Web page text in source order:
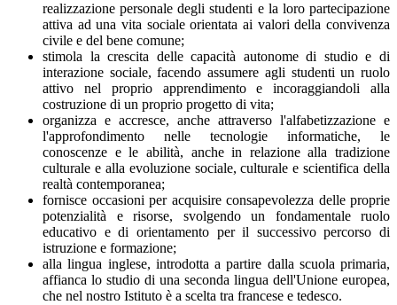
realizzazione personale degli studenti e la loro partecipazione
attiva ad una vita sociale orientata ai valori della convivenza
civile e del bene comune;
stimola la crescita delle capacità autonome di studio e di
interazione sociale, facendo assumere agli studenti un ruolo
attivo nel proprio apprendimento e incoraggiandoli alla
costruzione di un proprio progetto di vita;
organizza e accresce, anche attraverso l'alfabetizzazione e
l'approfondimento nelle tecnologie informatiche, le
conoscenze e le abilità, anche in relazione alla tradizione
culturale e alla evoluzione sociale, culturale e scientifica della
realtà contemporanea;
fornisce occasioni per acquisire consapevolezza delle proprie
potenzialità e risorse, svolgendo un fondamentale ruolo
educativo e di orientamento per il successivo percorso di
istruzione e formazione;
alla lingua inglese, introdotta a partire dalla scuola primaria,
affianca lo studio di una seconda lingua dell'Unione europea,
che nel nostro Istituto è a scelta tra francese e tedesco.